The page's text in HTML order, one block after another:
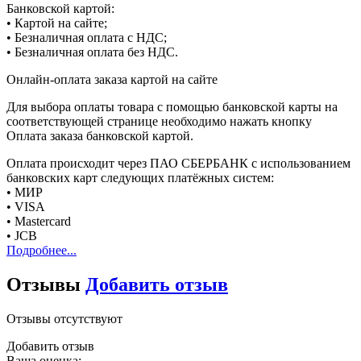
Банковской картой:
• Картой на сайте;
• Безналичная оплата с НДС;
• Безналичная оплата без НДС.
Онлайн-оплата заказа картой на сайте
Для выбора оплаты товара с помощью банковской карты на
соответствующей странице необходимо нажать кнопку
Оплата заказа банковской картой.
Оплата происходит через ПАО СБЕРБАНК с использованием
банковских карт следующих платёжных систем:
• МИР
• VISA
• Mastercard
• JCB
Подробнее...
Отзывы Добавить отзыв
Отзывы отсутствуют
Добавить отзыв